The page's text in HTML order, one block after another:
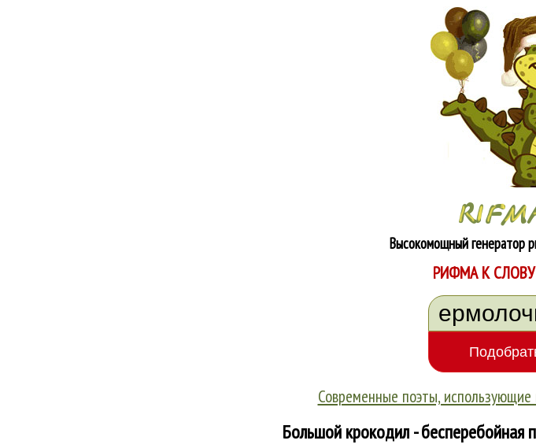
Высокомощный генератор
РИФМА К СЛОВУ
Современные поэты,
Большой крокодил -